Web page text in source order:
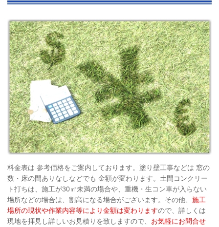
料金表は 参考価格をご案内しております。塗り壁工事などは 窓の
数・床の間ありなしなどでも 金額が変わります。土間コンクリー
ト打ちは、施工が30㎡未満の場合や、重機・生コン車が入らない
場所などの場合は、割高になる場合がございます。その他、 施工
場所の現状や作業内容等により金額は変わりますので、詳しくは
現地を拝見し詳しいお見積りを致しますので、 お気軽にお問合せ